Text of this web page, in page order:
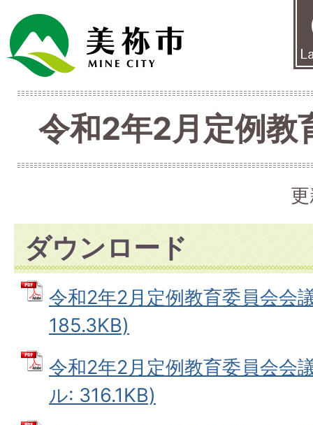
令和2年2月定例教
ダウンロード
令和2年2月定例教育委員会会
185.3KB)
令和2年2月定例教育委員会会
ル: 316.1KB)